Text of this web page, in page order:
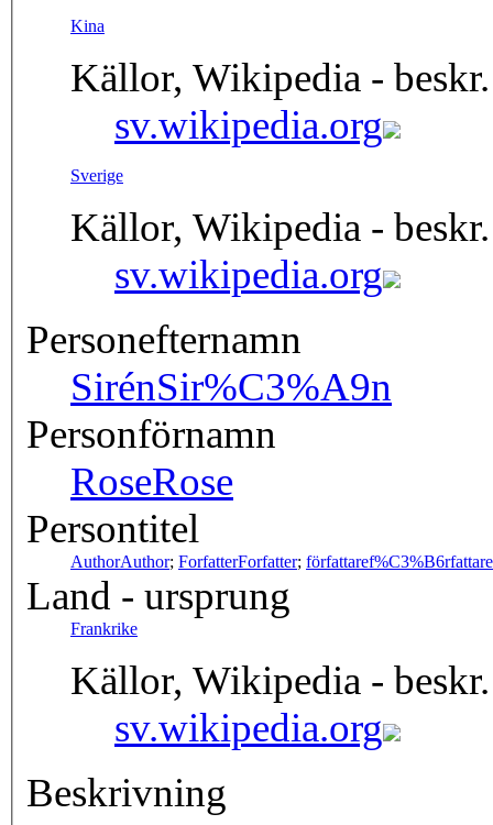
Kina
Källor, Wikipedia -
sv.wikipedia.org
Sverige
Källor, Wikipedia -
sv.wikipedia.org
Personefternamn
SirénSir%C3%A9n
Personförnamn
RoseRose
Persontitel
AuthorAuthor; ForfatterForfatter; författaref%C3%B6rfattare
Land - ursprung
Frankrike
Källor, Wikipedia -
sv.wikipedia.org
Beskrivning